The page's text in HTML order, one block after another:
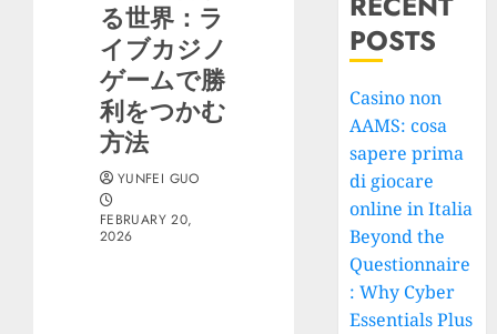
る世界：ラ
イブカジノ
ゲームで勝
利をつかむ
方法
YUNFEI GUO
FEBRUARY 20,
2026
POSTS
Casino non
AAMS: cosa
sapere prima
di giocare
online in Italia
Beyond the
Questionnaire
: Why Cyber
Essentials Plus